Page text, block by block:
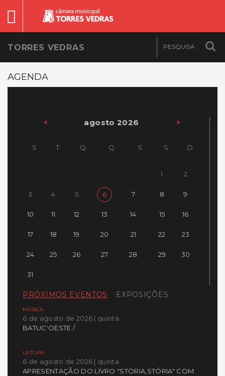
TORRES VEDRAS
AGENDA
< agosto 2026 >
S T Q Q S S D
1 2
3 4 5 6 7 8 9
10 11 12 13 14 15 16
17 18 19 20 21 22 23
24 25 26 27 28 29 30
31
PRÓXIMOS EVENTOS EXPOSIÇÕES
MÚSICA
6 de agosto de 2026 | quinta
BATUC'OESTE /
LEITURA
6 de agosto de 2026 | quinta
APRESENTAÇÃO DO LIVRO "STÓRIA,STÓRIA" COM